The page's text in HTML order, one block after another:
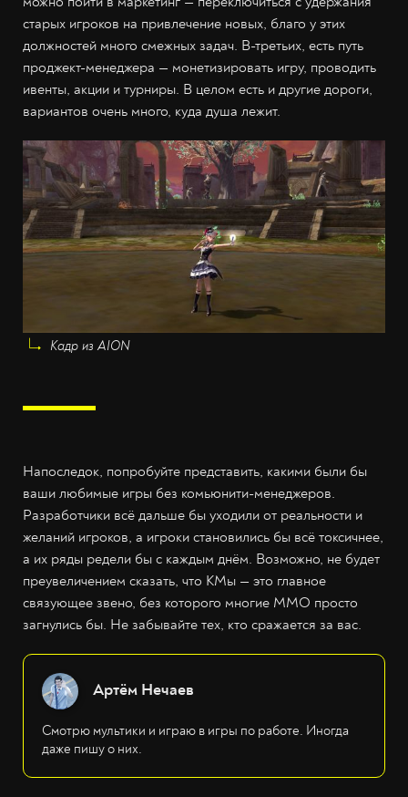
старых игроков на привлечение новых, благо у этих
должностей много смежных задач. В-третьих, есть путь
проджект-менеджера — монетизировать игру, проводить
ивенты, акции и турниры. В целом есть и другие дороги,
вариантов очень много, куда душа лежит.
Кадр из AION
Напоследок, попробуйте представить, какими были бы
ваши любимые игры без комьюнити-менеджеров.
Разработчики всё дальше бы уходили от реальности и
желаний игроков, а игроки становились бы всё токсичнее,
а их ряды редели бы с каждым днём. Возможно, не будет
преувеличением сказать, что КМы — это главное
связующее звено, без которого многие MMO просто
загнулись бы. Не забывайте тех, кто сражается за вас.
Артём Нечаев
Смотрю мультики и играю в игры по работе. Иногда
даже пишу о них.